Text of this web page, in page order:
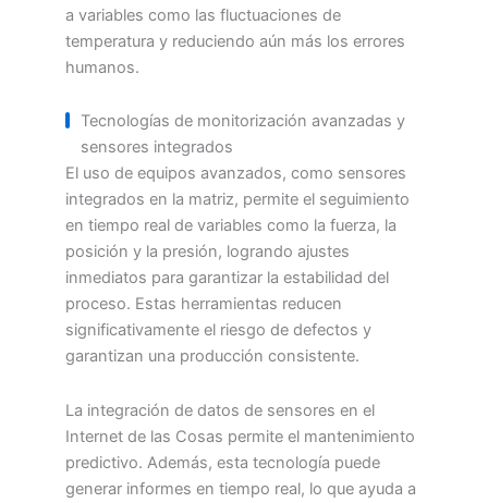
a variables como las fluctuaciones de
temperatura y reduciendo aún más los errores
humanos.
Tecnologías de monitorización avanzadas y
sensores integrados
El uso de equipos avanzados, como sensores
integrados en la matriz, permite el seguimiento
en tiempo real de variables como la fuerza, la
posición y la presión, logrando ajustes
inmediatos para garantizar la estabilidad del
proceso. Estas herramientas reducen
significativamente el riesgo de defectos y
garantizan una producción consistente.
La integración de datos de sensores en el
Internet de las Cosas permite el mantenimiento
predictivo. Además, esta tecnología puede
generar informes en tiempo real, lo que ayuda a